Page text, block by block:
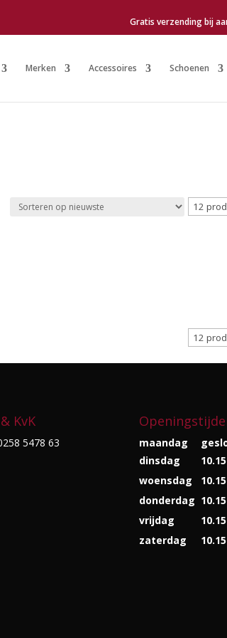
Gratis verzending bij
Merken Accessoires Schoenen
KvK
5478 63
maandag
dinsdag
woensdag
donderdag
vrijdag
zaterdag